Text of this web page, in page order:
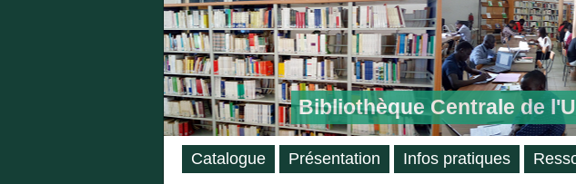
Bibliothèque Centrale de
Catalogue Présentation Infos pratiques